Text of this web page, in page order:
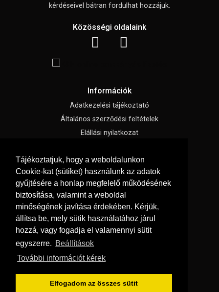
Tájékoztatjuk, hogy a weboldalunkon
Cookie-kat (sütiket) használunk az adatok
gyűjtésére a honlap megfelelő működésének
biztosítása, valamint a weboldal
minőségének javítása érdekében. Kérjük,
állítsa be, mely sütik használatához járul
hozzá, vagy fogadja el valamennyi sütit
egyszerre. Beállítások
További információt kérek
Elfogadom az összes sütit
kérdéseivel bátran fordulhat hozzájuk.
Közösségi oldalaink
Információk
Adatkezelési tájékoztató
Általános szerződési feltételek
Elállási nyilatkozat
Süti beállítások
Menü
Hírek, cikkek
Kapcsolat
Letölthető katalógusok
Szállítás és fizetés
Vásárlási feltételek